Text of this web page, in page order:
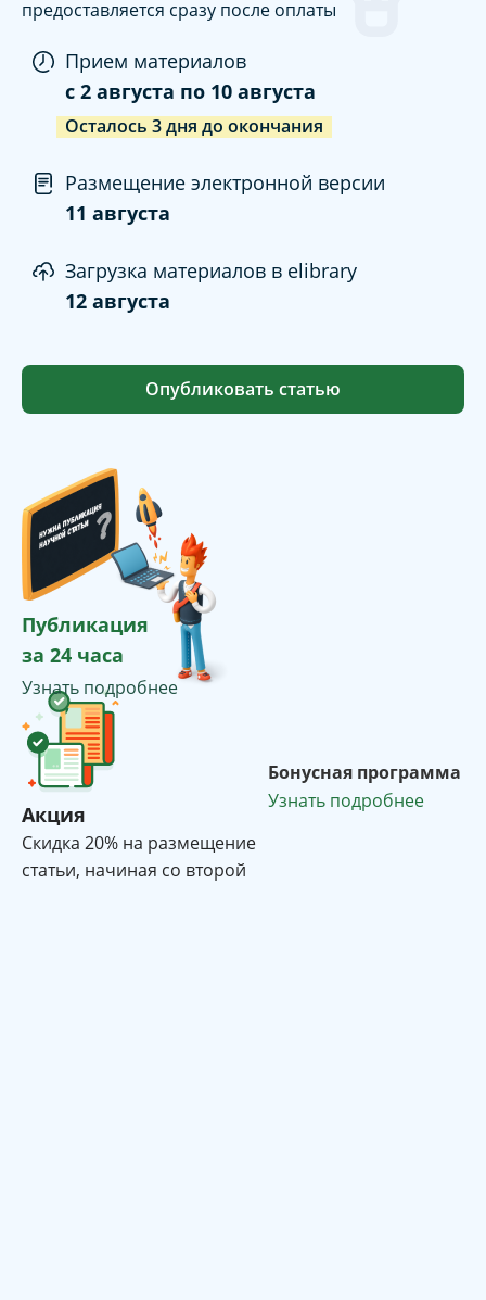
предоставляется сразу после оплаты
Прием материалов
c 2 августа по 10 августа
Осталось 3дня до окончания
Размещение электронной версии
11 августа
Загрузка материалов в elibrary
12 августа
Опубликовать статью
Публикация
за 24 часа
Узнать подробнее
Акция
Cкидка 20% на размещение
статьи, начиная со второй
Бонусная программа
Узнать подробнее